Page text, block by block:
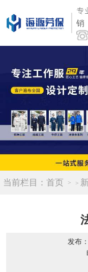
专
销
当前栏目： 首页 >
发布